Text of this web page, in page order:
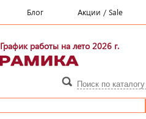
Блог Акции / Sale
График работы на лето 2026 г.